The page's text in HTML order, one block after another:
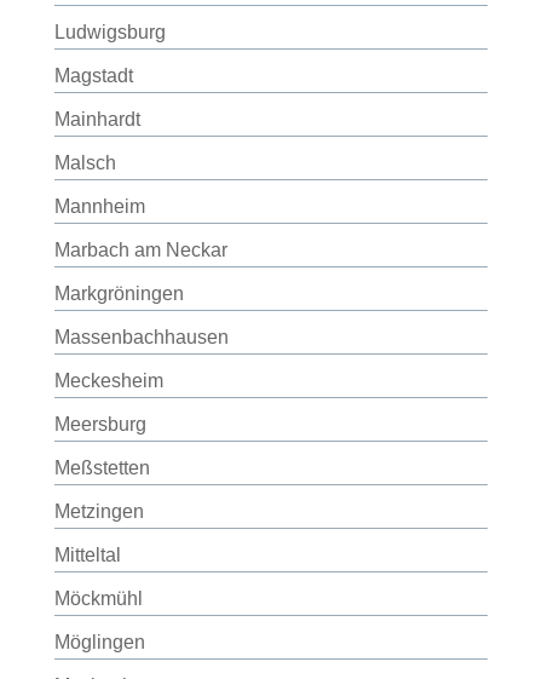
Ludwigsburg
Magstadt
Mainhardt
Malsch
Mannheim
Marbach am Neckar
Markgröningen
Massenbachhausen
Meckesheim
Meersburg
Meßstetten
Metzingen
Mitteltal
Möckmühl
Möglingen